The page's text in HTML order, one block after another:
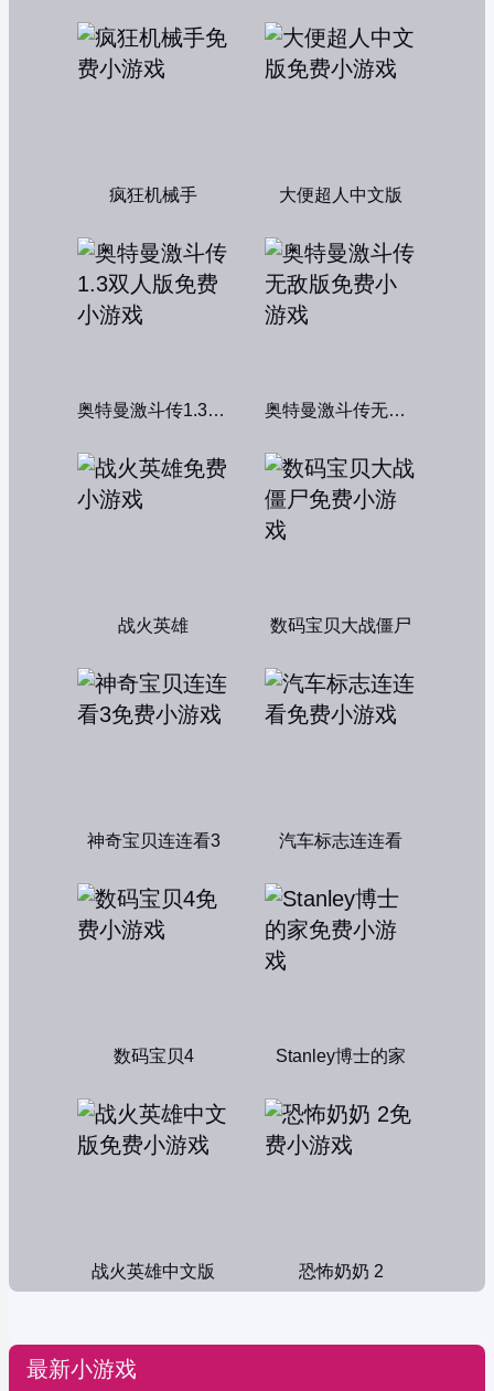
疯狂机械手 大便超人中文版
奥特曼激斗传1.3双人版 奥特曼激斗传无敌版
战火英雄 数码宝贝大战僵尸
神奇宝贝连连看3 汽车标志连连看
数码宝贝4 Stanley博士的家
战火英雄中文版 恐怖奶奶 2
最新小游戏